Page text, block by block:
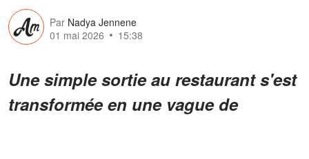
Par Nadya Jennene
01 mai 2026
15:38
Une simple sortie au restaurant s'est
transformée en une vague de